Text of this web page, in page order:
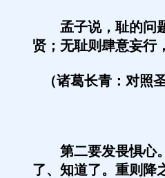
孟子说，耻的问题
贤；无耻则肆意妄行
（诸葛长青：对照
第二要发畏惧心。
了、知道了。重则降